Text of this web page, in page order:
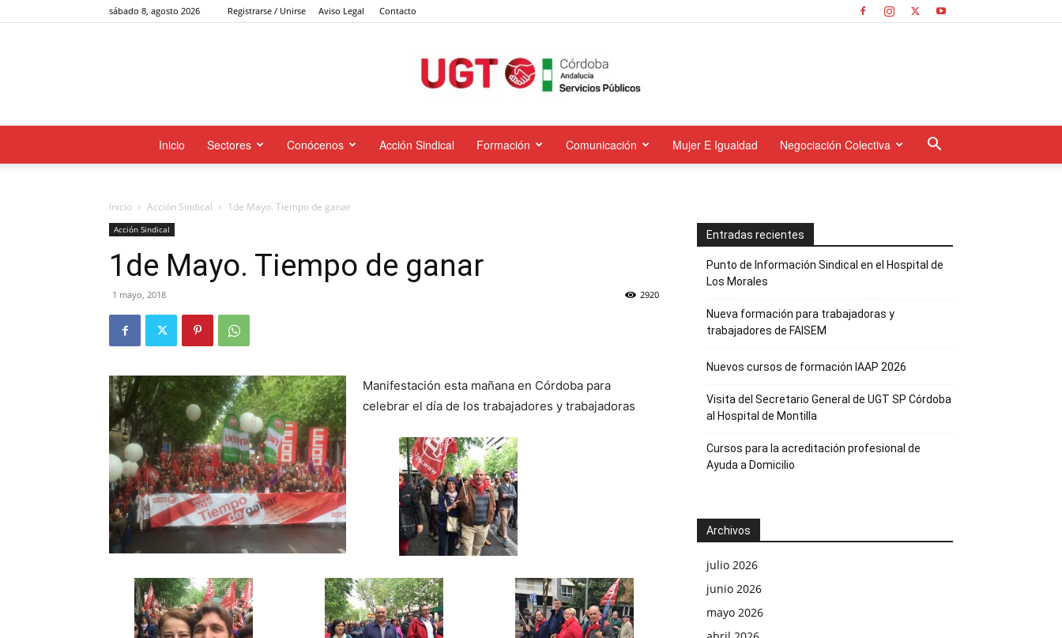
sábado 8, agosto 2026 Registrarse / Unirse Aviso Legal Contacto
Inicio Sectores Conócenos Acción Sindical Formación Comunicación Mujer E Igualdad Negociación Colectiva
Inicio Acción Sindical 1de Mayo. Tiempo de ganar
Acción Sindical
1de Mayo. Tiempo de ganar
1 mayo, 2018 2920
Manifestación esta mañana en Córdoba para
celebrar el día de los trabajadores y trabajadoras
Entradas recientes
Punto de Información Sindical en el Hospital de
Los Morales
Nueva formación para trabajadoras y
trabajadores de FAISEM
Nuevos cursos de formación IAAP 2026
Visita del Secretario General de UGT SP Córdoba
al Hospital de Montilla
Cursos para la acreditación profesional de
Ayuda a Domicilio
Archivos
julio 2026
junio 2026
mayo 2026